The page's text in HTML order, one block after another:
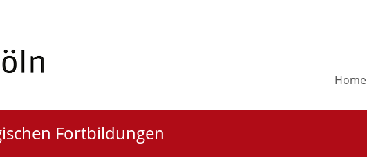
Home
Fortbildungen